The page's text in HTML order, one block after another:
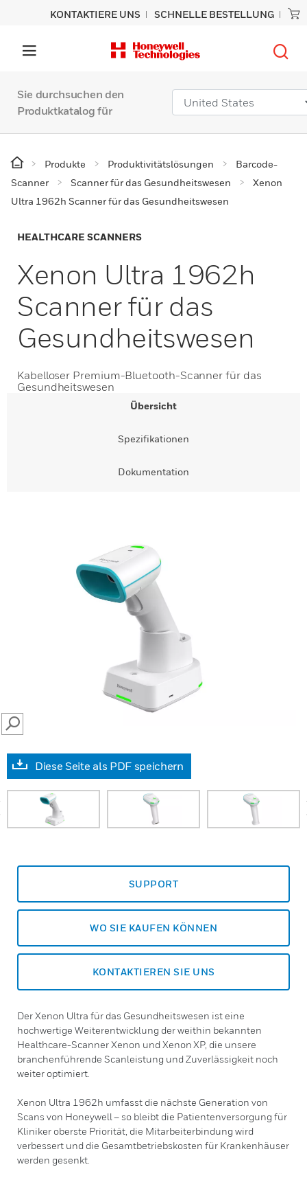
KONTAKTIERE UNS SCHNELLE BESTELLUNG
Sie durchsuchen den
Produktkatalog für
Produkte Produktivitätslösungen
Barcode-
Scanner
Scanner für das Gesundheitswesen
Xenon
Ultra 1962h Scanner für das Gesundheitswesen
HEALTHCARE SCANNERS
Xenon Ultra 1962h
Scanner für das
Gesundheitswesen
Kabelloser Premium-Bluetooth-Scanner für das
Gesundheitswesen
Übersicht
Spezifikationen
Dokumentation
SEARCH
Diese Seite als PDF speichern
SUPPORT
WO SIE KAUFEN KÖNNEN
KONTAKTIEREN SIE UNS
Der Xenon Ultra für das Gesundheitswesen ist eine
hochwertige Weiterentwicklung der weithin bekannten
Healthcare-Scanner Xenon und Xenon XP, die unsere
branchenführende Scanleistung und Zuverlässigkeit noch
weiter optimiert.
Xenon Ultra 1962h umfasst die nächste Generation von
Scans von Honeywell – so bleibt die Patientenversorgung für
Kliniker oberste Priorität, die Mitarbeiterbindung wird
verbessert und die Gesamtbetriebskosten für Krankenhäuser
werden gesenkt.